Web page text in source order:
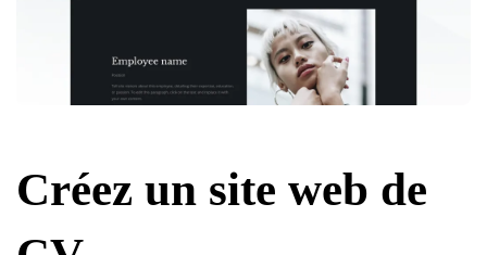
Créez un site web de